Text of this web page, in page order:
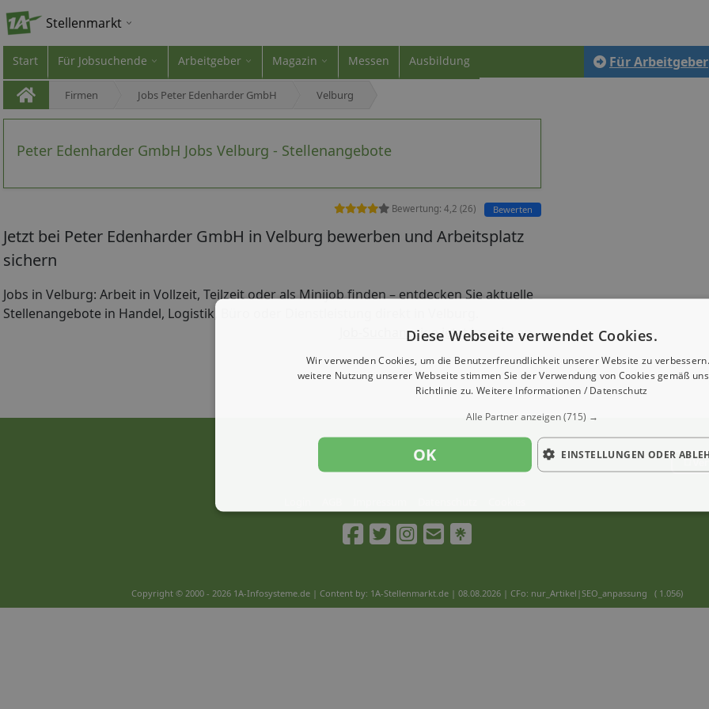
Stellenmarkt
Start Für Jobsuchende Arbeitgeber Magazin Messen Ausbildung Für Arbeitgeber
Firmen Jobs Peter Edenharder GmbH Velburg
Peter Edenharder GmbH Jobs Velburg - Stellenangebote
Bewertung: 4,2 (26) Bewerten
Jetzt bei Peter Edenharder GmbH in Velburg bewerben und Arbeitsplatz
sichern
Jobs in Velburg: Arbeit in Vollzeit, Teilzeit oder als Minijob finden – entdecken Sie aktuelle
Stellenangebote in Handel, Logistik, Büro oder Dienstleistung direkt in Velburg.
Job-Suchanzeige jetzt inserieren
Copyright © 2000 - 2026 1A-Infosysteme.de | Content by: 1A-Stellenmarkt.de | 08.08.2026 | CFo: nur_Artikel|SEO_anpassung ( 1.056)
Diese Webseite verwendet Cookies.
Wir verwenden Cookies, um die Benutzerfreundlichkeit unserer Website zu
weitere Nutzung unserer Webseite stimmen Sie der Verwendung von Cookies gemäß
Richtlinie zu. Weitere Informationen / Datenschutz
Alle Partner anzeigen(715) →
OK EINSTELLUNGEN ODER